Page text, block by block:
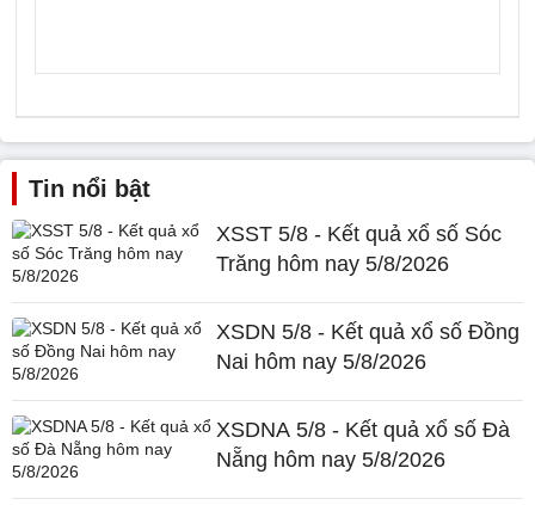
Tin nổi bật
XSST 5/8 - Kết quả xổ số Sóc
Trăng hôm nay 5/8/2026
XSDN 5/8 - Kết quả xổ số Đồng
Nai hôm nay 5/8/2026
XSDNA 5/8 - Kết quả xổ số Đà
Nẵng hôm nay 5/8/2026